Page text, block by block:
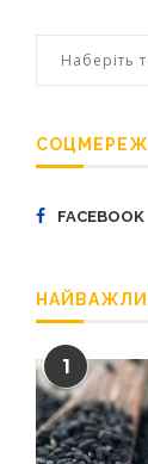
СОЦМЕРЕЖІ
FACEBOOK
1